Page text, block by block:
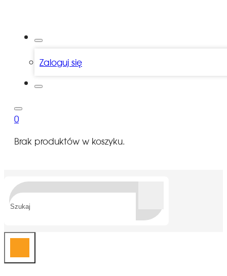
Zaloguj się
0
Brak produktów w koszyku.
Szukaj